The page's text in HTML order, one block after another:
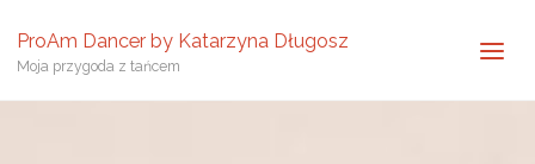
ProAm Dancer by Katarzyna Długosz
Moja przygoda z tańcem